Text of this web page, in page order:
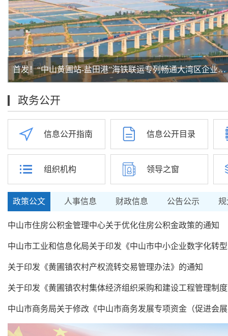
总书记的人民情怀 | “让内需成为
土特产→品牌货！四向发力推动黄圃腊味转型升级
政务公开
信息公开指南 信息公开目录
组织机构 领导之窗
政策公文 人事信息 财政信息 公告公示 规
中山市住房公积金管理中心关于优化住房公积金政策的通知
关于印发《黄圃镇农村产权流转交易管理办法》的通知
关于印发《黄圃镇农村集体经济组织采购和建设工程管理制